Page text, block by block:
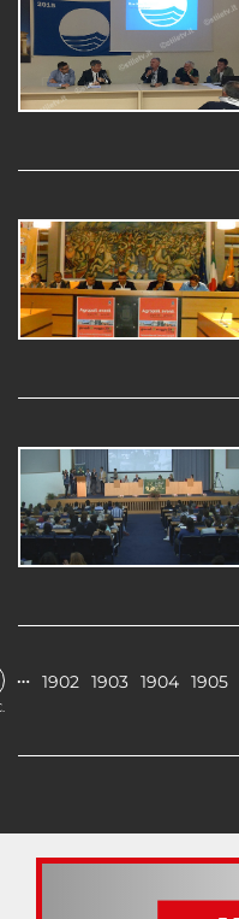
… 1902 1903 1904 1905